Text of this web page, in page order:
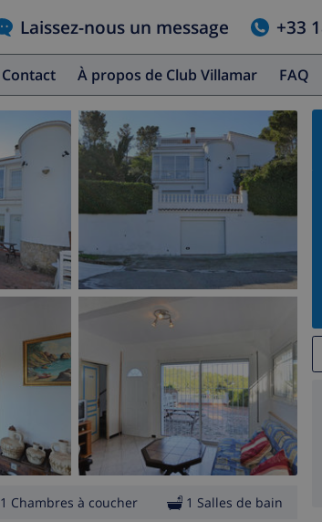
Laissez-nous un message +33
Contact À propos de Club Villamar FAQ
1 Chambres à coucher 1 Salles de bain